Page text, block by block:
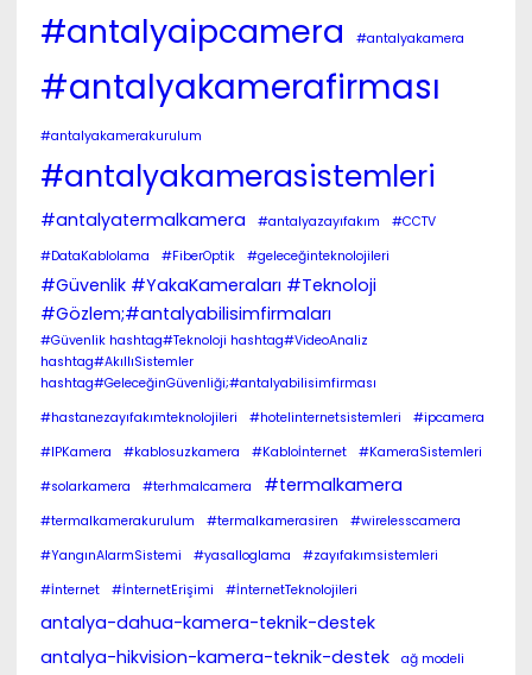
#antalyaipcamera #antalyakamera
#antalyakamerafirması
#antalyakamerakurulum
#antalyakamerasistemleri
#antalyatermalkamera #antalyazayıfakım
#CCTV
#DataKablolama
#FiberOptik #geleceğinteknolojileri
#Güvenlik #YakaKameraları #Teknoloji
#Gözlem;#antalyabilisimfirmaları
#Güvenlik hashtag#Teknoloji hashtag#VideoAnaliz
hashtag#AkıllıSistemler
hashtag#GeleceğinGüvenliği;#antalyabilisimfirması
#hastanezayıfakımteknolojileri
#hotelinternetsistemleri
#ipcamera
#IPKamera
#kablosuzkamera #Kabloİnternet
#KameraSistemleri
#solarkamera
#terhmalcamera #termalkamera
#termalkamerakurulum #termalkamerasiren
#wirelesscamera
#YangınAlarmSistemi
#yasalloglama
#zayıfakımsistemleri
#İnternet
#İnternetErişimi #İnternetTeknolojileri
antalya-dahua-kamera-teknik-destek
antalya-hikvision-kamera-teknik-destek
ağ modeli